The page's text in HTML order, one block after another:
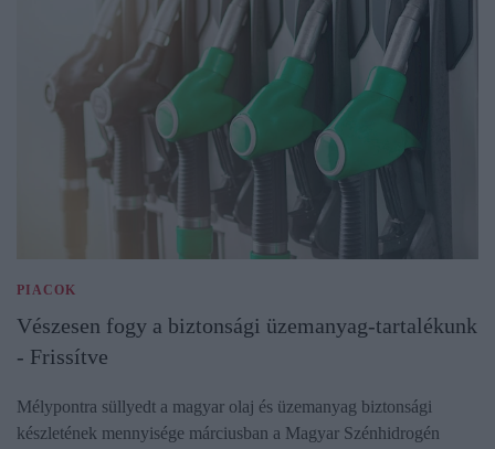
PIACOK
Vészesen fogy a biztonsági üzemanyag-tartalékunk
- Frissítve
Mélypontra süllyedt a magyar olaj és üzemanyag biztonsági
készletének mennyisége márciusban a Magyar Szénhidrogén